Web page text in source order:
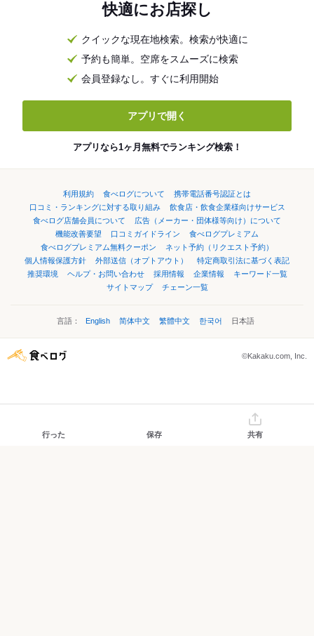
快適にお店探し
クイックな現在地検索。検索が快適に
予約も簡単。空席をスムーズに検索
会員登録なし。すぐに利用開始
アプリで開く
アプリなら1ヶ月無料でランキング検索！
利用規約 食べログについて
携帯電話番号認証とは
口コミ・ランキングに対する取り組み
飲食店・飲食企業様向けサービス
食べログ店舗会員について
広告（メーカー・団体様等向け）について
機能改善要望
口コミガイドライン
食べログプレミアム
食べログプレミアム無料クーポン
ネット予約（リクエスト予約）
個人情報保護方針
外部送信（オプトアウト）
特定商取引法に基づく表記
推奨環境
ヘルプ・お問い合わせ 採用情報 企業情報
キーワード一覧
サイトマップ
チェーン一覧
言語： English 简体中文 繁體中文 한국어 日本語
©Kakaku.com, Inc.
行った 保存 共有